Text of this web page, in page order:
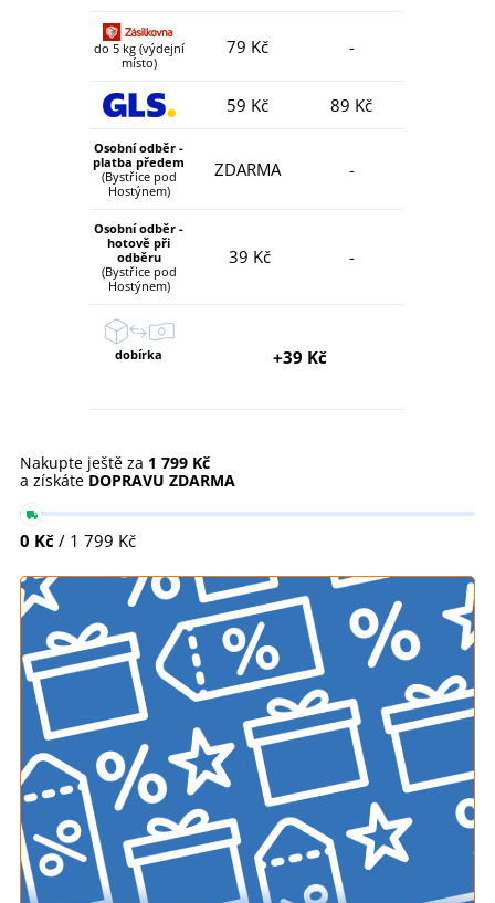
do 5 kg (výdejní
místo)
79 Kč -
59 Kč 89 Kč
Osobní odběr -
platba předem
(Bystřice pod
Hostýnem)
ZDARMA -
Osobní odběr -
hotově při
odběru
(Bystřice pod
Hostýnem)
39 Kč -
dobírka +39 Kč
Nakupte ještě za 1 799 Kč
a získáte DOPRAVU ZDARMA
0 Kč / 1 799 Kč